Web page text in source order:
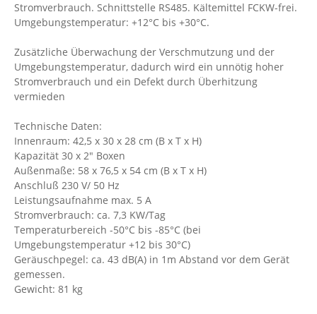
Stromverbrauch. Schnittstelle RS485. Kältemittel FCKW-frei.
Umgebungstemperatur: +12°C bis +30°C.
Zusätzliche Überwachung der Verschmutzung und der
Umgebungstemperatur, dadurch wird ein unnötig hoher
Stromverbrauch und ein Defekt durch Überhitzung
vermieden
Technische Daten:
Innenraum: 42,5 x 30 x 28 cm (B x T x H)
Kapazität 30 x 2" Boxen
Außenmaße: 58 x 76,5 x 54 cm (B x T x H)
Anschluß 230 V/ 50 Hz
Leistungsaufnahme max. 5 A
Stromverbrauch: ca. 7,3 KW/Tag
Temperaturbereich -50°C bis -85°C (bei
Umgebungstemperatur +12 bis 30°C)
Geräuschpegel: ca. 43 dB(A) in 1m Abstand vor dem Gerät
gemessen.
Gewicht: 81 kg